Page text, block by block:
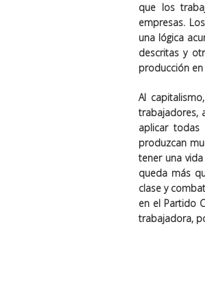
que los
empresas.
una lógica
descritas y
producción
Al
trabajadores,
aplicar
produzcan
tener una
queda más
clase y
en el Partido
trabajadora,